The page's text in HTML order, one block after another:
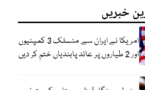
خبریں
امریکا نے ایران سے منسلک 3 کمپنیوں
اور 2 طیاروں پر عائد پابندیاں ختم کر دیں